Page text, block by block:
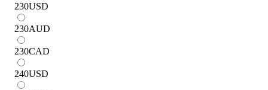
230USD
230AUD
230CAD
240USD